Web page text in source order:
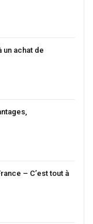
un achat de
– C’est tout à